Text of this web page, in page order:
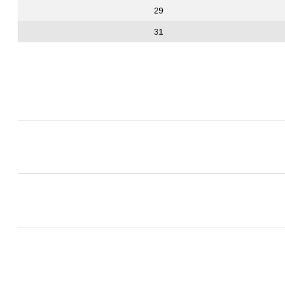
29
31